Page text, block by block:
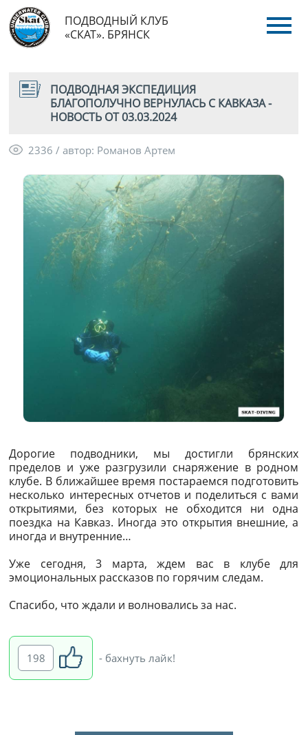
ПОДВОДНЫЙ КЛУБ
«СКАТ». БРЯНСК
ПОДВОДНАЯ ЭКСПЕДИЦИЯ
БЛАГОПОЛУЧНО ВЕРНУЛАСЬ С КАВКАЗА -
НОВОСТЬ ОТ 03.03.2024
2336 / автор: Романов Артем
Дорогие подводники, мы достигли брянских
пределов и уже разгрузили снаряжение в родном
клубе. В ближайшее время постараемся подготовить
несколько интересных отчетов и поделиться с вами
открытиями, без которых не обходится ни одна
поездка на Кавказ. Иногда это открытия внешние, а
иногда и внутренние…
Уже сегодня, 3 марта, ждем вас в клубе для
эмоциональных рассказов по горячим следам.
Спасибо, что ждали и волновались за нас.
198 - бахнуть лайк!